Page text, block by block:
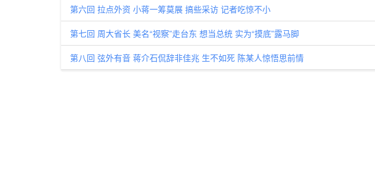
第六回 拉点外资 小蒋一筹莫展 搞些采访 记者吃惊不小
第七回 周大省长 美名“视察”走台东 想当总统 实为“摸底”露马脚
第八回 弦外有音 蒋介石侃辞非佳兆 生不如死 陈某人惊悟思前情